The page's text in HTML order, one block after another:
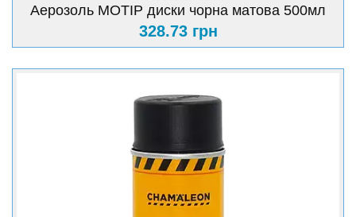
Аерозоль MOTIP диски чорна матова 500мл
328.73 грн